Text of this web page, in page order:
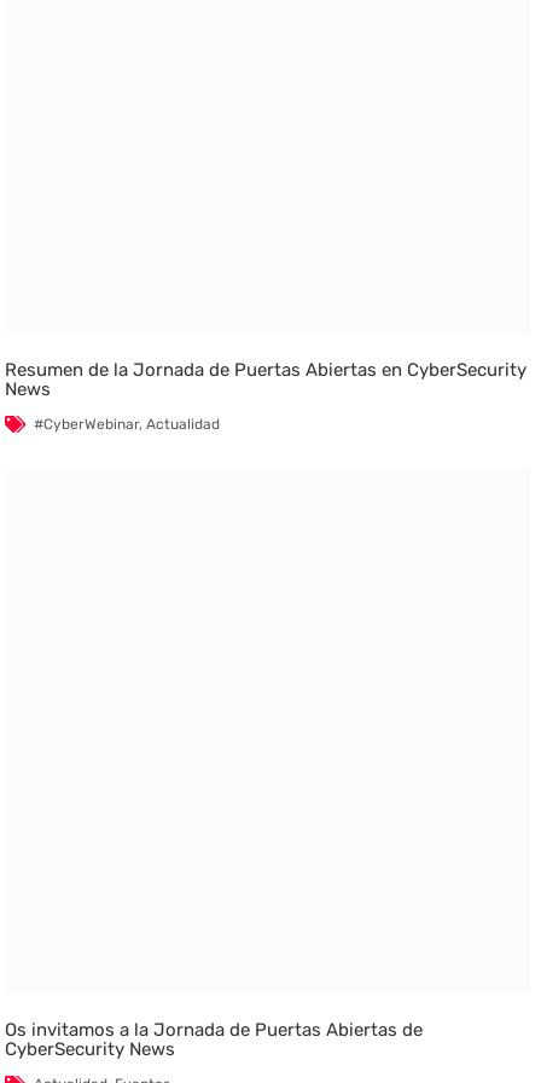
Resumen de la Jornada de Puertas Abiertas en CyberSecurity
News
#CyberWebinar,Actualidad
Os invitamos a la Jornada de Puertas Abiertas de
CyberSecurity News